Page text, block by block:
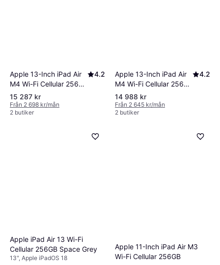
Apple 13-Inch iPad Air
M4 Wi-Fi Cellular 256
GB
4.2
15 287 kr
Från 2 698 kr/mån
2 butiker
Apple 13-Inch iPad Air
M4 Wi-Fi Cellular 256
GB
4.2
14 988 kr
Från 2 645 kr/mån
2 butiker
Apple iPad Air 13 Wi-Fi
Cellular 256GB Space Grey
13", Apple iPadOS 18
Apple 11-Inch iPad Air M3
Wi-Fi Cellular 256GB